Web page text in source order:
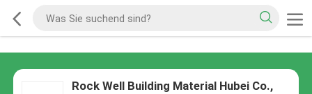
Rock Well Building Material Hubei Co.,